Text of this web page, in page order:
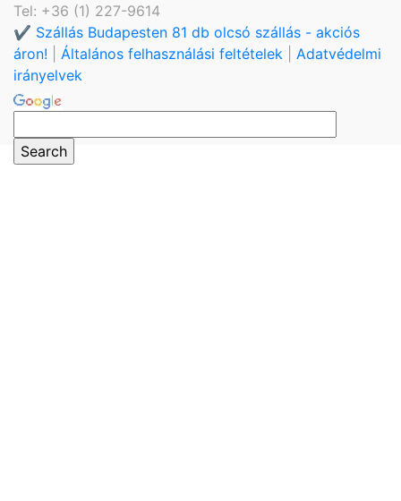
Tel: +36 (1) 227-9614
✔️ Szállás Budapesten 81 db olcsó szállás - akciós
áron!
Általános felhasználási feltételek
Adatvédelmi
irányelvek